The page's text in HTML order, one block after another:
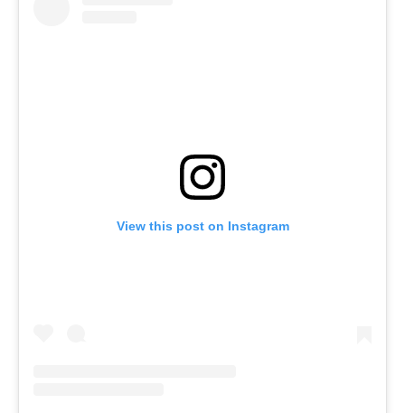
View this post on Instagram